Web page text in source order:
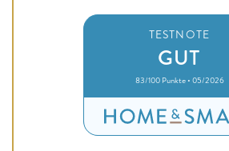
TESTNOTE
GUT
83/100 Punkte • 05/2026